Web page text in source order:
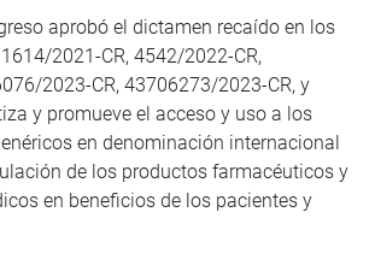
aprobó el dictamen recaído en los
2021-CR, 4542/2022-CR,
2023-CR, 43706273/2023-CR, y
y promueve el acceso y uso a los
en denominación internacional
de los productos farmacéuticos y
en beneficios de los pacientes y